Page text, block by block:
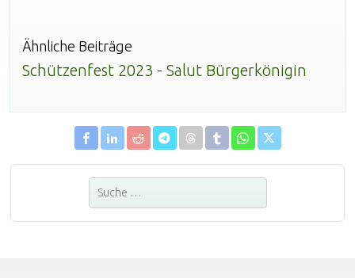
Ähnliche Beiträge
Schützenfest 2023 - Salut Bürgerkönigin
Suchen